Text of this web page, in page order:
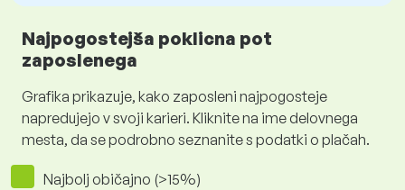
Najpogostejša poklicna pot
zaposlenega
Grafika prikazuje, kako zaposleni najpogosteje
napredujejo v svoji karieri. Kliknite na ime delovnega
mesta, da se podrobno seznanite s podatki o plačah.
Najbolj običajno (>15%)